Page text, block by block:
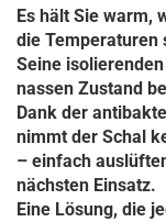
Es hält Sie warm,
die Temperaturen
Seine
nassen Zustand
Dank der
nimmt der Schal
– einfach
nächsten Einsatz.
Eine Lösung, die